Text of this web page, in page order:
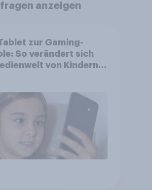
anzeigen
zur Gaming-
So verändert sich
von Kindern